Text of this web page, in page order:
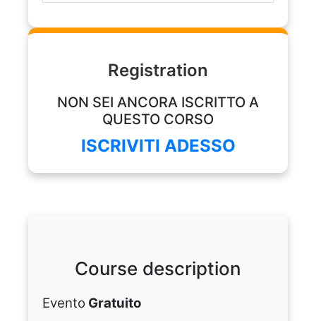
Registration
NON SEI ANCORA ISCRITTO A
QUESTO CORSO
ISCRIVITI ADESSO
Course description
Evento Gratuito